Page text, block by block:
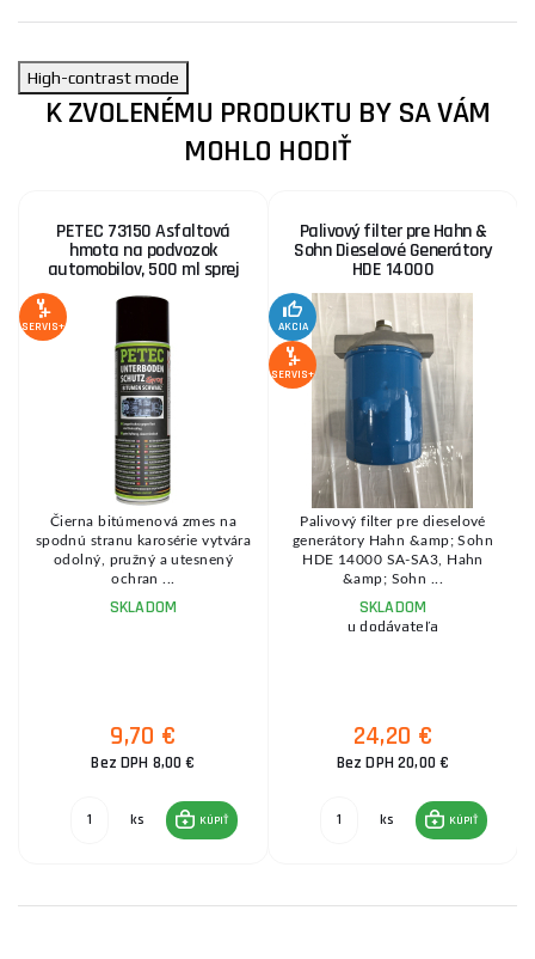
High-contrast mode
K ZVOLENÉMU PRODUKTU BY SA VÁM
MOHLO HODIŤ
PETEC 73150 Asfaltová
hmota na podvozok
automobilov, 500 ml sprej
SERVIS+
Čierna bitúmenová zmes na
spodnú stranu karosérie vytvára
odolný, pružný a utesnený
ochran ...
SKLADOM
9,70 €
Bez DPH 8,00 €
ks KÚPIŤ
Palivový filter pre Hahn &
Sohn Dieselové Generátory
HDE 14000
AKCIA
SERVIS+
Palivový filter pre dieselové
generátory Hahn &amp; Sohn
HDE 14000 SA-SA3, Hahn
&amp; Sohn ...
SKLADOM
u dodávateľa
24,20 €
Bez DPH 20,00 €
ks KÚPIŤ